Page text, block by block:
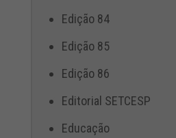
Edição 84
Edição 85
Edição 86
Editorial SETCESP
Educação